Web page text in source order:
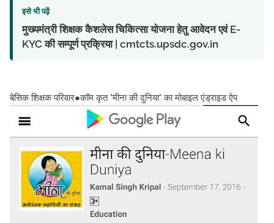
इसे भी पढ़ें
मुख्यमंत्री शिक्षक कैशलेस चिकित्सा योजना हेतु आवेदन एवं E-
KYC की सम्पूर्ण प्रक्रिया | cmtcts.upsdc.gov.in
बेसिक शिक्षक परिवार●कॉम कृत "मीना की दुनिया" का मोबाइल एंड्राइड ऐप